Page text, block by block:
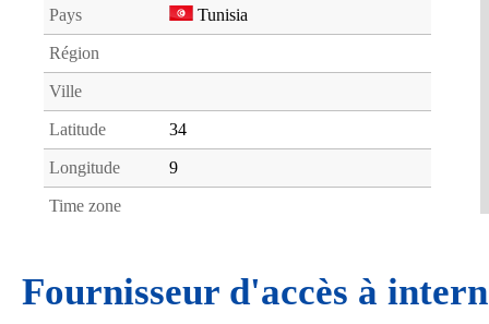
Pays Tunisia
Région
Ville
Latitude 34
Longitude 9
Time zone
Fournisseur d'accès à